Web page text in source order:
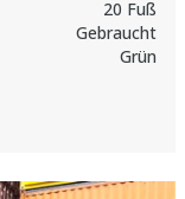
20 Fuß
Gebraucht
Grün